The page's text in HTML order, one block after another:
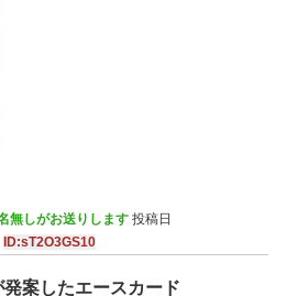
無しがお送りします 投稿日
ID:sT2O3GS10
案したエースカード